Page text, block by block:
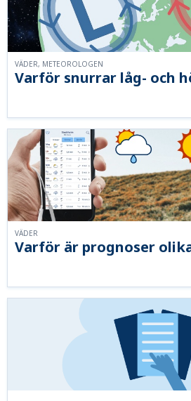
Varför snurrar låg- och
VÄDER, METEOROLOGEN
Varför är prognoser
VÄDER